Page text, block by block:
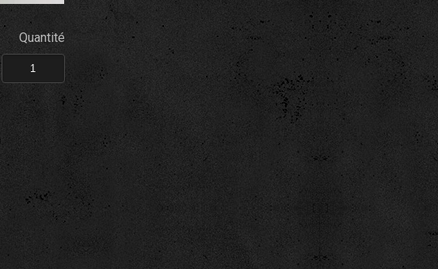
Quantité